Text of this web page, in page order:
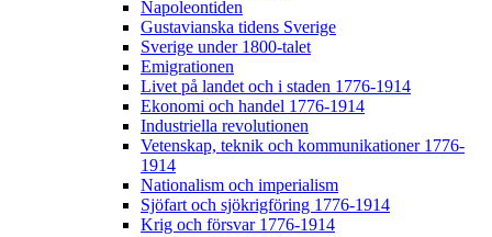
Napoleontiden
Gustavianska tidens Sverige
Sverige under 1800-talet
Emigrationen
Livet på landet och i staden 1776-1914
Ekonomi och handel 1776-1914
Industriella revolutionen
Vetenskap, teknik och kommunikationer 1776-
1914
Nationalism och imperialism
Sjöfart och sjökrigföring 1776-1914
Krig och försvar 1776-1914